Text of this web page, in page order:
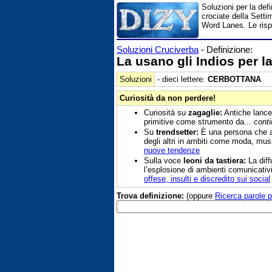
Soluzioni per la
crociate della
Word Lanes. Le
Soluzioni Cruciverba - Definizione:
La usano gli Indios per
Soluzioni - dieci lettere: CERBOTTANA
Curiosità da non perdere!
Curiosità su zagaglie: Antiche
primitive come strumento da...
Su trendsetter: È una persona che
degli altri in ambiti come moda,
nuove tendenze
Sulla voce leoni da tastiera: La
l’esplosione di ambienti
offese, insulti e discredito sui social
Trova definizione: (oppure Ricerca parole